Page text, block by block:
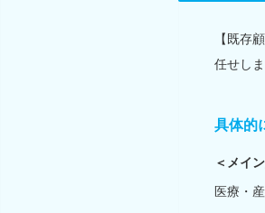
【既存
任せし
具体的
＜メイ
医療・